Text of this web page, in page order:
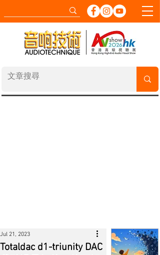
Totaldac d1-triunity DAC
Jul 21, 2023